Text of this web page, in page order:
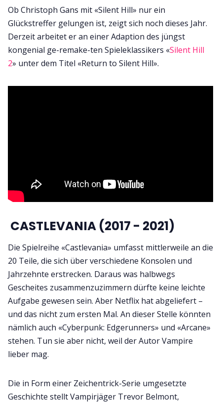
Ob Christoph Gans mit «Silent Hill» nur ein
Glückstreffer gelungen ist, zeigt sich noch dieses Jahr.
Derzeit arbeitet er an einer Adaption des jüngst
kongenial ge-remake-ten Spieleklassikers «Silent Hill
2» unter dem Titel «Return to Silent Hill».
CASTLEVANIA (2017 - 2021)
Die Spielreihe «Castlevania» umfasst mittlerweile an die
20 Teile, die sich über verschiedene Konsolen und
Jahrzehnte erstrecken. Daraus was halbwegs
Gescheites zusammenzuzimmern dürfte keine leichte
Aufgabe gewesen sein. Aber Netflix hat abgeliefert –
und das nicht zum ersten Mal. An dieser Stelle könnten
nämlich auch «Cyberpunk: Edgerunners» und «Arcane»
stehen. Tun sie aber nicht, weil der Autor Vampire
lieber mag.
Die in Form einer Zeichentrick-Serie umgesetzte
Geschichte stellt Vampirjäger Trevor Belmont,